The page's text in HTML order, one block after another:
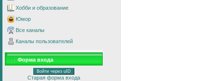
Хобби и образование
Юмор
Все каналы
Каналы пользователей
Форма входа
Войти через uID
Старая форма входа